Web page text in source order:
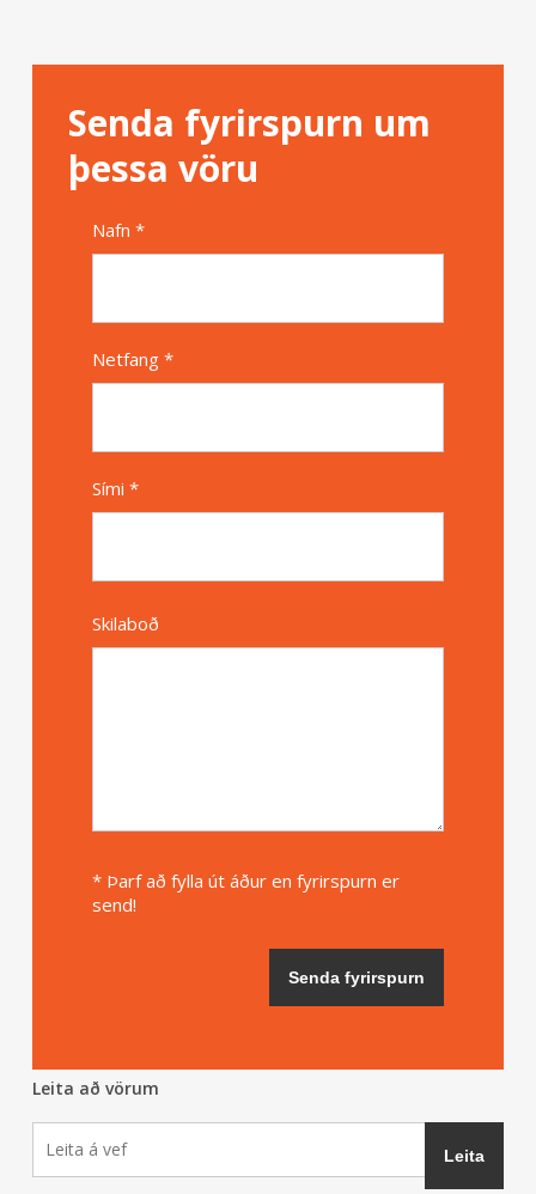
Senda fyrirspurn um
þessa vöru
Nafn *
Netfang *
Sími *
Skilaboð
* Þarf að fylla út áður en fyrirspurn er
send!
Leita að vörum